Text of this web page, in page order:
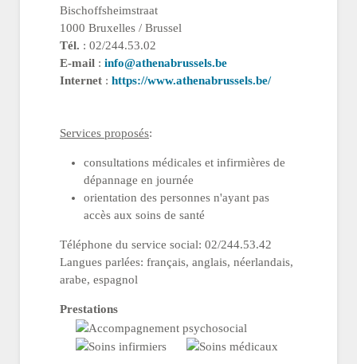
Bischoffsheimstraat
1000 Bruxelles / Brussel
Tél. : 02/244.53.02
E-mail : info@athenabrussels.be
Internet : https://www.athenabrussels.be/
Services proposés:
consultations médicales et infirmières de
dépannage en journée
orientation des personnes n'ayant pas
accès aux soins de santé
Téléphone du service social: 02/244.53.42
Langues parlées: français, anglais, néerlandais,
arabe, espagnol
Prestations